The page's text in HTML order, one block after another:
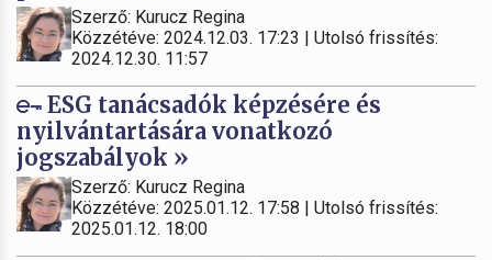
Szerző: Kurucz Regina
Közzétéve: 2024.12.03. 17:23 | Utolsó frissítés:
2024.12.30. 11:57
ESG tanácsadók képzésére és
nyilvántartására vonatkozó
jogszabályok »
Szerző: Kurucz Regina
Közzétéve: 2025.01.12. 17:58 | Utolsó frissítés:
2025.01.12. 18:00